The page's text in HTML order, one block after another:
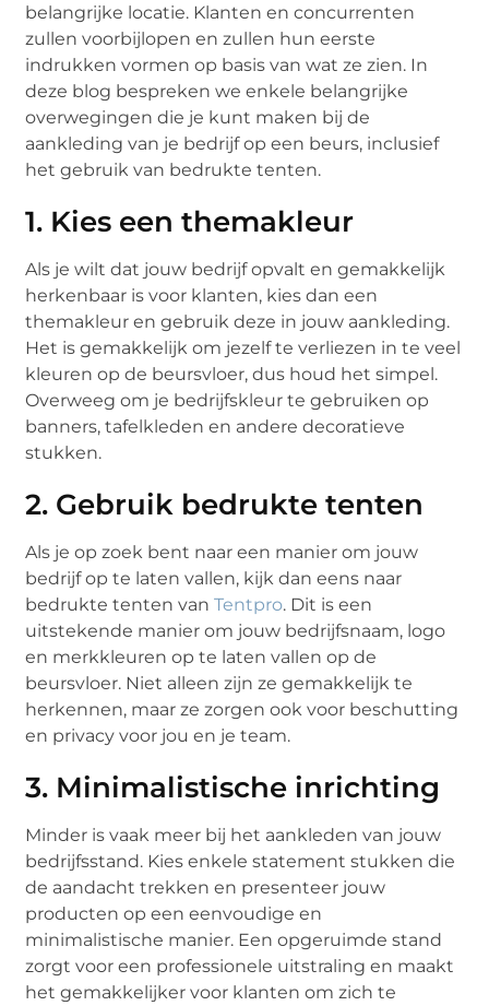
belangrijke locatie. Klanten en concurrenten
zullen voorbijlopen en zullen hun eerste
indrukken vormen op basis van wat ze zien. In
deze blog bespreken we enkele belangrijke
overwegingen die je kunt maken bij de
aankleding van je bedrijf op een beurs, inclusief
het gebruik van bedrukte tenten.
1. Kies een themakleur
Als je wilt dat jouw bedrijf opvalt en gemakkelijk
herkenbaar is voor klanten, kies dan een
themakleur en gebruik deze in jouw aankleding.
Het is gemakkelijk om jezelf te verliezen in te veel
kleuren op de beursvloer, dus houd het simpel.
Overweeg om je bedrijfskleur te gebruiken op
banners, tafelkleden en andere decoratieve
stukken.
2. Gebruik bedrukte tenten
Als je op zoek bent naar een manier om jouw
bedrijf op te laten vallen, kijk dan eens naar
bedrukte tenten vanTentpro. Dit is een
uitstekende manier om jouw bedrijfsnaam, logo
en merkkleuren op te laten vallen op de
beursvloer. Niet alleen zijn ze gemakkelijk te
herkennen, maar ze zorgen ook voor beschutting
en privacy voor jou en je team.
3. Minimalistische inrichting
Minder is vaak meer bij het aankleden van jouw
bedrijfsstand. Kies enkele statement stukken die
de aandacht trekken en presenteer jouw
producten op een eenvoudige en
minimalistische manier. Een opgeruimde stand
zorgt voor een professionele uitstraling en maakt
het gemakkelijker voor klanten om zich te